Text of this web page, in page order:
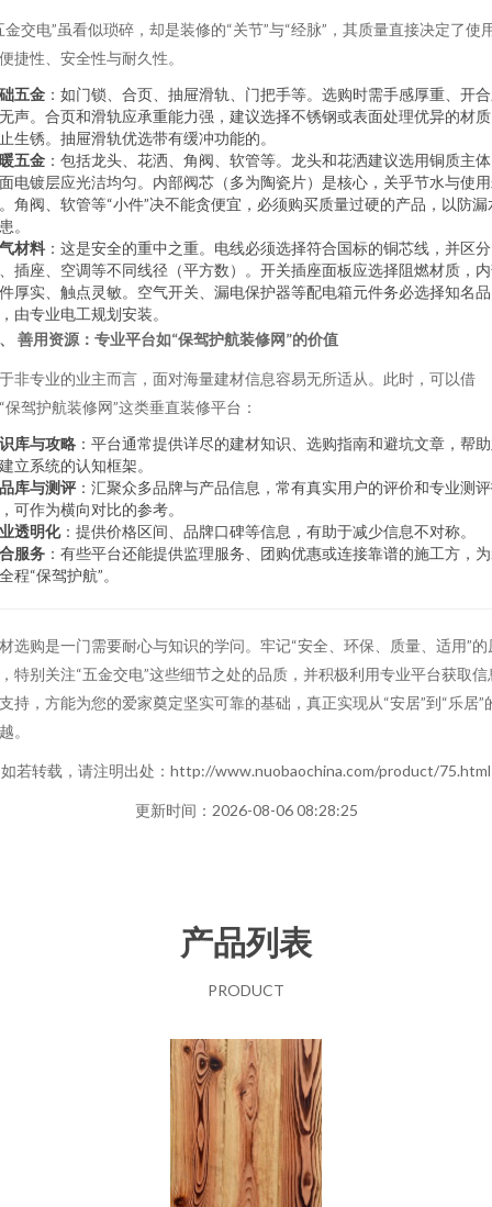
金交电”虽看似琐碎，却是装修的“关节”与“经脉”，其质量直接决定了使
捷性、安全性与耐久性。
五金 ：如门锁、合页、抽屉滑轨、门把手等。选购时需手感厚重、开
声。合页和滑轨应承重能力强，建议选择不锈钢或表面处理优异的材
生锈。抽屉滑轨优选带有缓冲功能的。
五金 ：包括龙头、花洒、角阀、软管等。龙头和花洒建议选用铜质主
电镀层应光洁均匀。内部阀芯（多为陶瓷片）是核心，关乎节水与使
角阀、软管等“小件”决不能贪便宜，必须购买质量过硬的产品，以防漏
。
材料 ：这是安全的重中之重。电线必须选择符合国标的铜芯线，并区
插座、空调等不同线径（平方数）。开关插座面板应选择阻燃材质，
厚实、触点灵敏。空气开关、漏电保护器等配电箱元件务必选择知名品
由专业电工规划安装。
善用资源：专业平台如“保驾护航装修网”的价值
非专业的业主而言，面对海量建材信息容易无所适从。此时，可以借
保驾护航装修网”这类垂直装修平台：
库与攻略 ：平台通常提供详尽的建材知识、选购指南和避坑文章，帮
立系统的认知框架。
库与测评 ：汇聚众多品牌与产品信息，常有真实用户的评价和专业测
可作为横向对比的参考。
透明化：提供价格区间、品牌口碑等信息，有助于减少信息不对称。
服务 ：有些平台还能提供监理服务、团购优惠或连接靠谱的施工方，
程“保驾护航”。
选购是一门需要耐心与知识的学问。牢记“安全、环保、质量、适用”的
特别关注“五金交电”这些细节之处的品质，并积极利用专业平台获取信
持，方能为您的爱家奠定坚实可靠的基础，真正实现从“安居”到“乐居”
。
如若转载，请注明出处：http://www.nuobaochina.com/product/75.html
更新时间：2026-08-06 08:28:25
产品列表
PRODUCT